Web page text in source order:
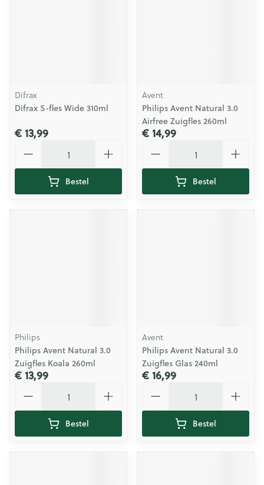
Difrax
Difrax S-fles Wide 310ml
€ 13,99
Bestel
Avent
Philips Avent Natural 3.0
Airfree Zuigfles 260ml
€ 14,99
Bestel
Philips
Philips Avent Natural 3.0
Zuigfles Koala 260ml
€ 13,99
Bestel
Avent
Philips Avent Natural 3.0
Zuigfles Glas 240ml
€ 16,99
Bestel